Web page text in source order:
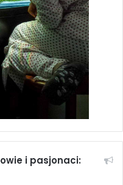
chętnie
suche
bardzo
stąd są
Nie
–
częściej,
i pasjonaci: